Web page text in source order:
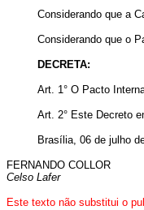
Considerando que a
Considerando que o
DECRETA:
Art. 1° O Pacto
Art. 2° Este Decreto
Brasília, 06 de julho
FERNANDO COLLOR
Celso Lafer
Este texto não substitui o